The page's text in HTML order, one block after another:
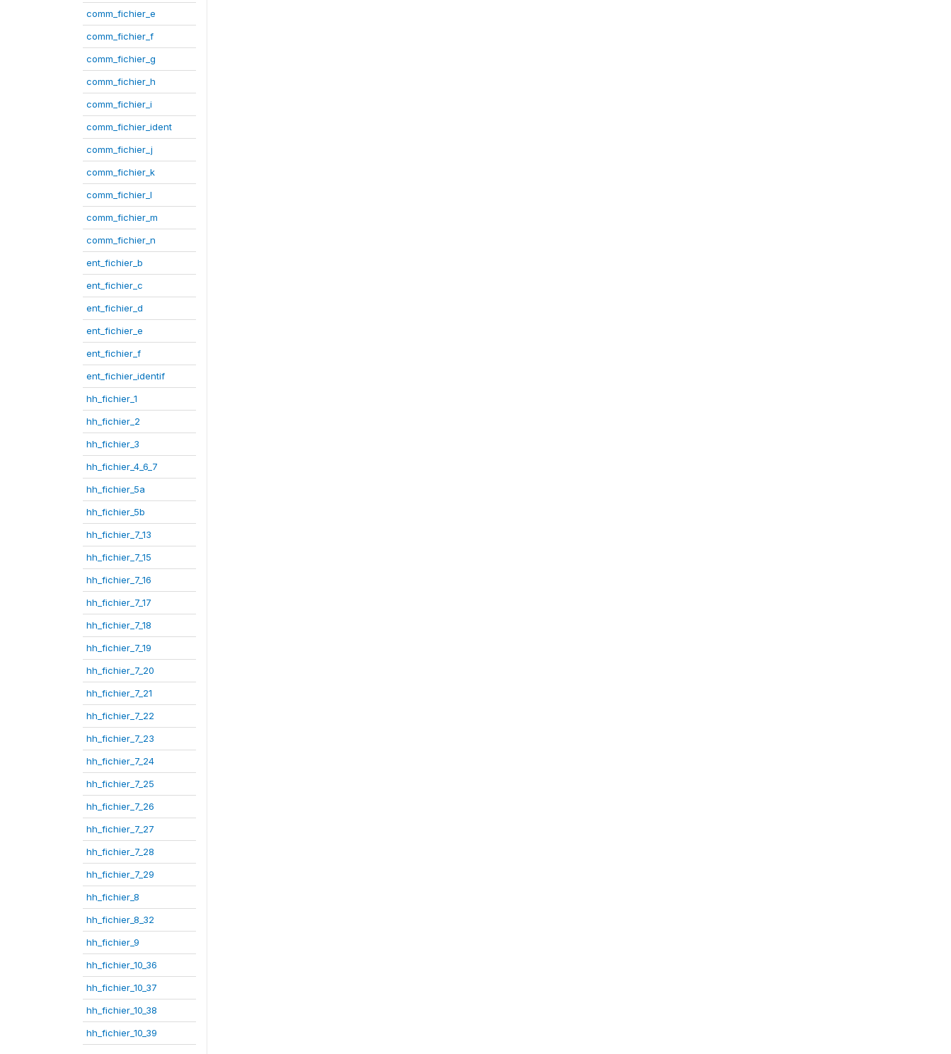
comm_fichier_e
comm_fichier_f
comm_fichier_g
comm_fichier_h
comm_fichier_i
comm_fichier_ident
comm_fichier_j
comm_fichier_k
comm_fichier_l
comm_fichier_m
comm_fichier_n
ent_fichier_b
ent_fichier_c
ent_fichier_d
ent_fichier_e
ent_fichier_f
ent_fichier_identif
hh_fichier_1
hh_fichier_2
hh_fichier_3
hh_fichier_4_6_7
hh_fichier_5a
hh_fichier_5b
hh_fichier_7_13
hh_fichier_7_15
hh_fichier_7_16
hh_fichier_7_17
hh_fichier_7_18
hh_fichier_7_19
hh_fichier_7_20
hh_fichier_7_21
hh_fichier_7_22
hh_fichier_7_23
hh_fichier_7_24
hh_fichier_7_25
hh_fichier_7_26
hh_fichier_7_27
hh_fichier_7_28
hh_fichier_7_29
hh_fichier_8
hh_fichier_8_32
hh_fichier_9
hh_fichier_10_36
hh_fichier_10_37
hh_fichier_10_38
hh_fichier_10_39